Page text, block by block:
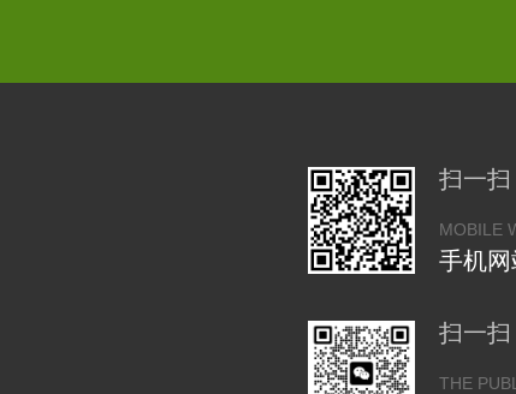
扫一扫
MOBILE
手机网
扫一扫
THE